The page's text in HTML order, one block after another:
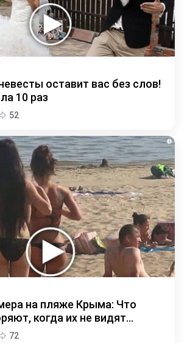
оставит вас без слов!
10 раз
52
i
на пляже Крыма: Что
когда их не видят...
72